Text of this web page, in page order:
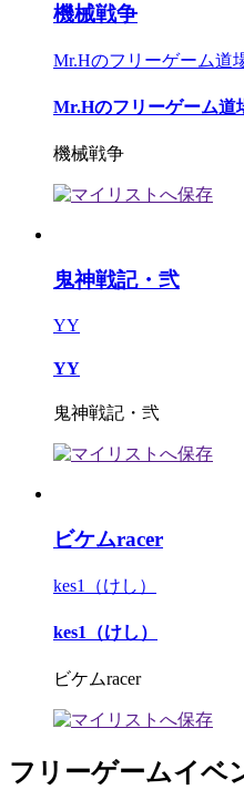
機械戦争
Mr.Hのフリーゲーム道
Mr.Hのフリーゲーム道
機械戦争
鬼神戦記・弐
YY
YY
鬼神戦記・弐
ビケムracer
kes1（けし）
kes1（けし）
ビケムracer
フリーゲームイベ